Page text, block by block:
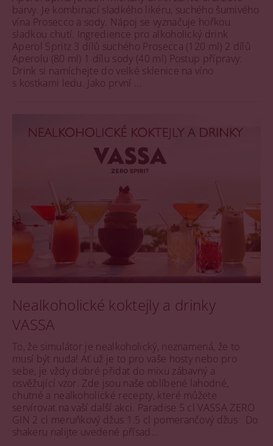
barvy. Je kombinací sladkého likéru, suchého šumivého
vína Prosecco a sody. Nápoj se vyznačuje hořkou
sladkou chutí. Ingredience pro alkoholický drink
Aperol Spritz 3 dílů suchého Prosecca (120 ml) 2 dílů
Aperolu (80 ml) 1 dílu sody (40 ml) Postup přípravy:
Drink si namíchejte do velké sklenice na víno
s kostkami ledu. Jako první ...
Nealkoholické koktejly a drinky
VASSA
To, že simulátor je nealkoholický, neznamená, že to
musí být nuda! Ať už je to pro vaše hosty nebo pro
sebe, je vždy dobré přidat do mixu zábavný a
osvěžující vzor. Zde jsou naše oblíbené lahodné,
chutné a nealkoholické recepty, které můžete
servírovat na vaší další akci. Paradise 5 cl VASSA ZERO
GIN 2 cl meruňkový džus 1.5 cl pomerančový džus Do
shakeru nalijte uvedené přísad...